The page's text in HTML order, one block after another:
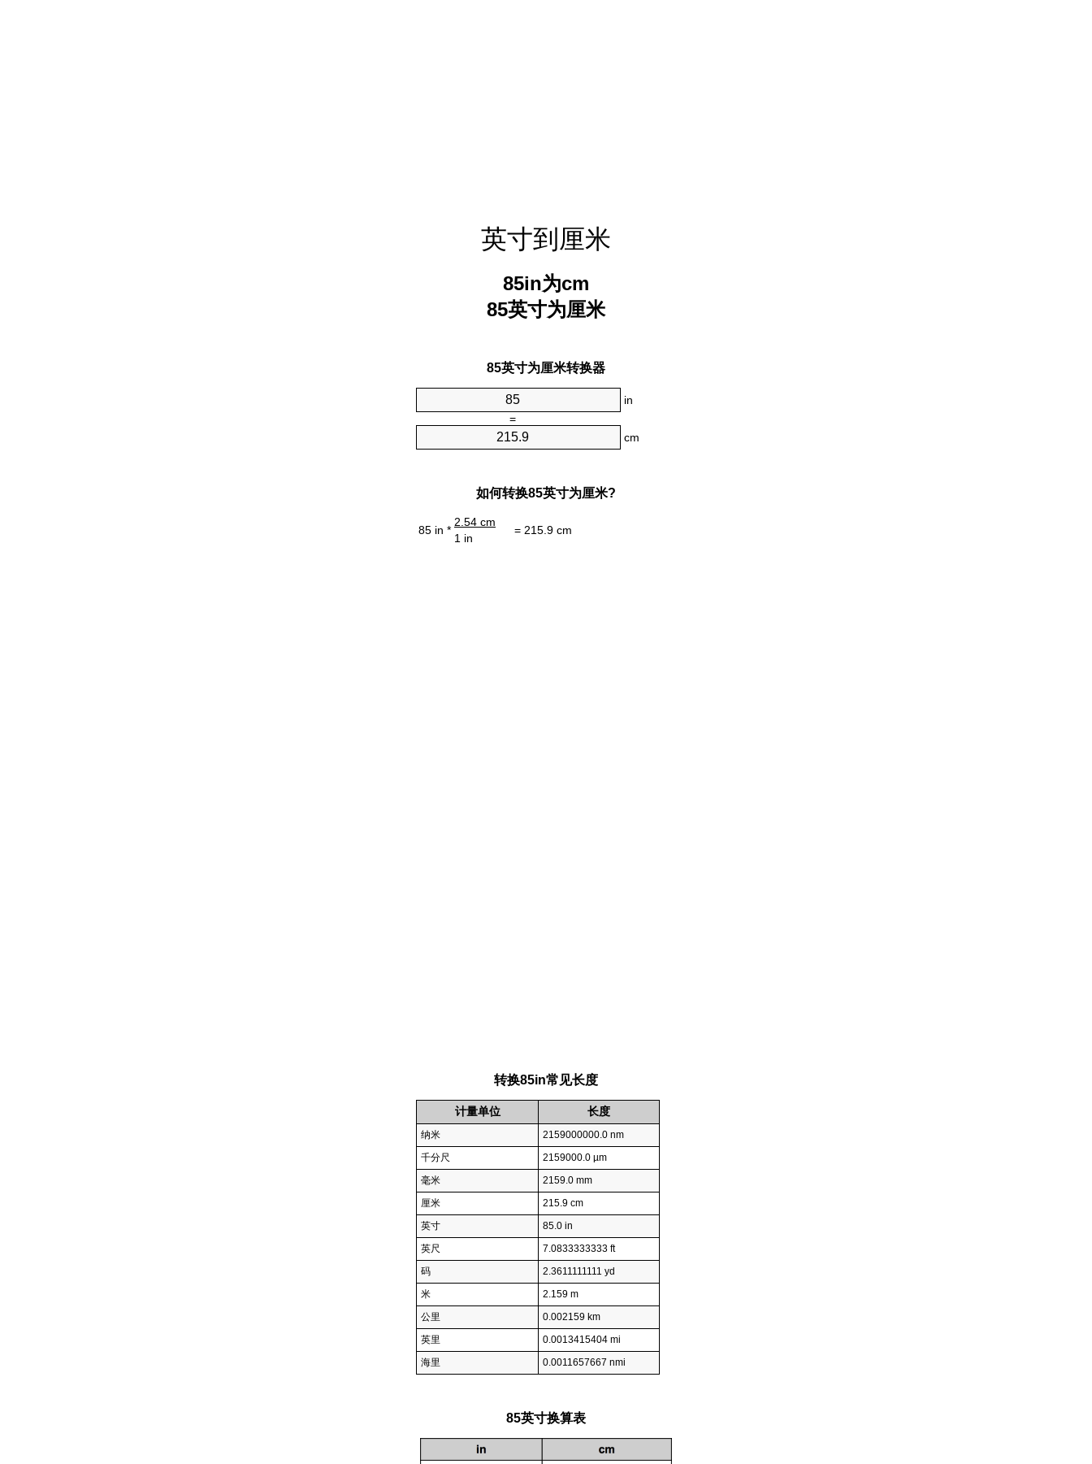
英寸到厘米
85in为cm
85英寸为厘米
85英寸为厘米转换器
in
=
cm
如何转换85英寸为厘米?
85 in *
2.54 cm
= 215.9 cm
1 in
转换85in常见长度
计量单位 长度
纳米
2159000000.0 nm
千分尺
2159000.0 µm
毫米
2159.0 mm
厘米
215.9 cm
英寸
85.0 in
英尺
7.0833333333 ft
码
2.3611111111 yd
米
2.159 m
公里
0.002159 km
英里
0.0013415404 mi
海里
0.0011657667 nmi
85英寸换算表